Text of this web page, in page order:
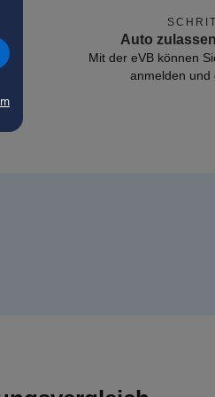
Auto
Mit der eVB können
anmelden und